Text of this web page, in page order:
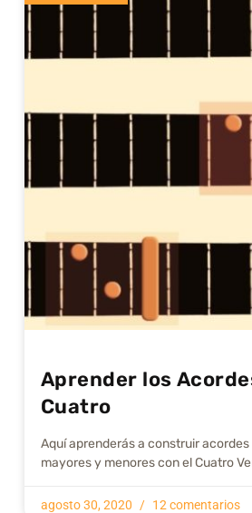
Aprender los
Cuatro
Aquí aprenderás a construir
mayores y menores con el Cuatro
agosto 30, 2020 12 comentarios